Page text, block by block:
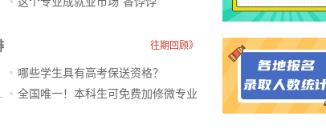
往期回顾》
哪些学生具有高考保送资格？
全国唯一！本科生可免费加修微专业